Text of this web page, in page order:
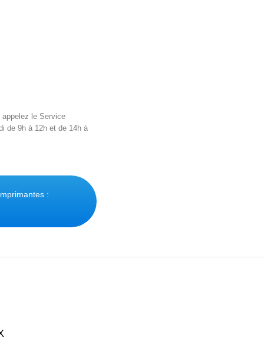
le Service
de 9h à 12h et de 14h à
: